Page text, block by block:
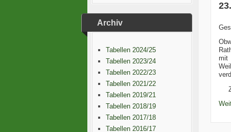
Archiv
Tabellen 2024/25
Tabellen 2023/24
Tabellen 2022/23
Tabellen 2021/22
Tabellen 2019/21
Tabellen 2018/19
Tabellen 2017/18
Tabellen 2016/17
mit